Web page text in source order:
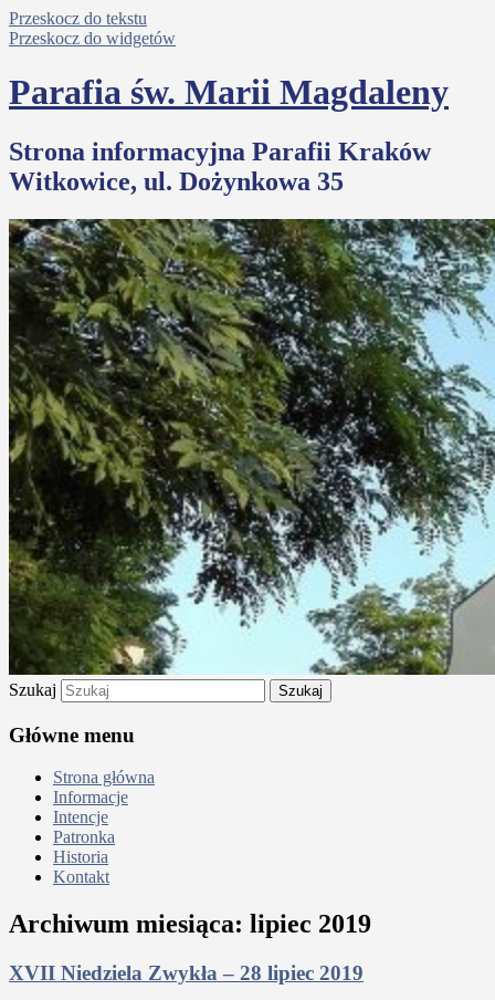
Przeskocz do tekstu
Przeskocz do widgetów
Parafia św. Marii Magdaleny
Strona informacyjna Parafii Kraków
Witkowice, ul. Dożynkowa 35
Szukaj
Główne menu
Strona główna
Informacje
Intencje
Patronka
Historia
Kontakt
Archiwum miesiąca: lipiec 2019
XVII Niedziela Zwykła – 28 lipiec 2019